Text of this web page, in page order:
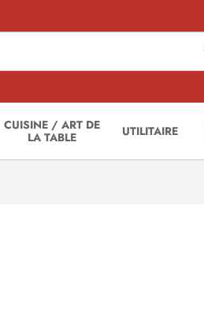
CUISINE / ART DE
LA TABLE
UTILITAIRE